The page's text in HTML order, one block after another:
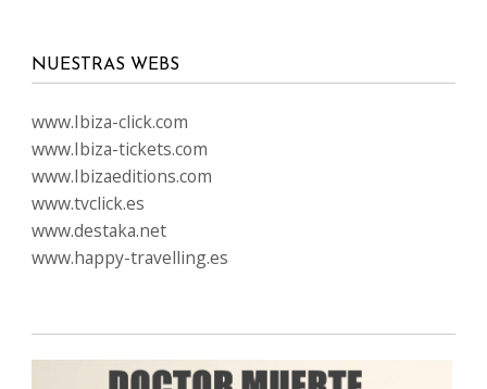
NUESTRAS WEBS
www.Ibiza-click.com
www.Ibiza-tickets.com
www.Ibizaeditions.com
www.tvclick.es
www.destaka.net
www.happy-travelling.es